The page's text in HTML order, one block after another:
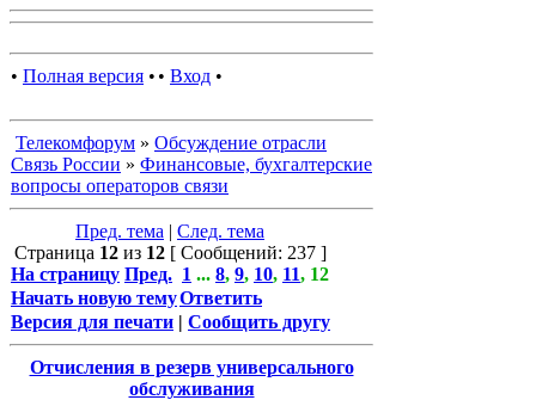
• Полная версия • • Вход •
Телекомфорум » Обсуждение отрасли
Связь России » Финансовые, бухгалтерские
вопросы операторов связи
Пред. тема | След. тема
Страница 12из 12[ Сообщений: 237 ]
На страницу Пред. 1 ... 8, 9, 10, 11, 12
Начать новую темуОтветить
Версия для печати | Сообщить другу
Отчисления в резерв универсального
обслуживания